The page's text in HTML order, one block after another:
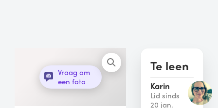
Vraag om
een foto
Te leen
Karin
Lid sinds
20 jan.